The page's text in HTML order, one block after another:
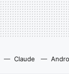
Claude